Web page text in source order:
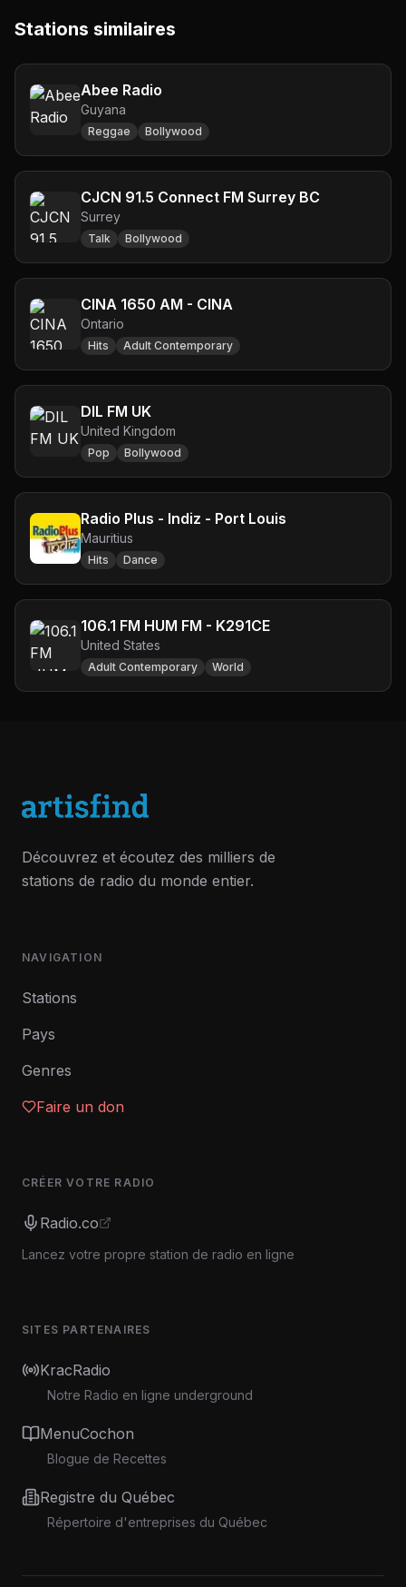
Stations similaires
Abee Radio
Guyana
Reggae Bollywood
CJCN 91.5 Connect FM Surrey BC
Surrey
Talk Bollywood
CINA 1650 AM - CINA
Ontario
Hits Adult Contemporary
DIL FM UK
United Kingdom
Pop Bollywood
Radio Plus - Indiz - Port Louis
Mauritius
Hits Dance
106.1 FM HUM FM - K291CE
United States
Adult Contemporary World
Découvrez et écoutez des milliers de
stations de radio du monde entier.
NAVIGATION
Stations
Pays
Genres
Faire un don
CRÉER VOTRE RADIO
Radio.co
Lancez votre propre station de radio en ligne
SITES PARTENAIRES
KracRadio
Notre Radio en ligne underground
MenuCochon
Blogue de Recettes
Registre du Québec
Répertoire d'entreprises du Québec